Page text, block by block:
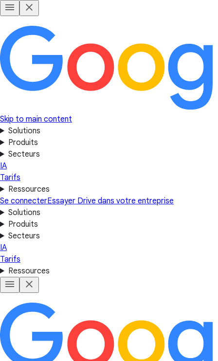
Skip to main content
Solutions
Produits
Secteurs
IA
Tarifs
Ressources
Se connecterEssayer Drive dans votre entreprise
Solutions
Produits
Secteurs
IA
Tarifs
Ressources